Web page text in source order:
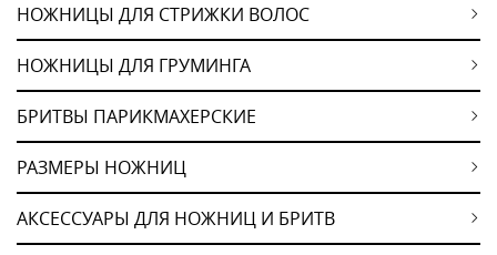
НОЖНИЦЫ ДЛЯ СТРИЖКИ ВОЛОС
НОЖНИЦЫ ДЛЯ ГРУМИНГА
БРИТВЫ ПАРИКМАХЕРСКИЕ
РАЗМЕРЫ НОЖНИЦ
АКСЕССУАРЫ ДЛЯ НОЖНИЦ И БРИТВ